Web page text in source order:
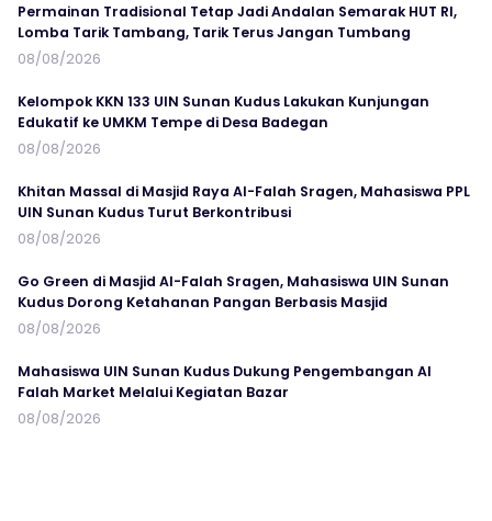
Permainan Tradisional Tetap Jadi Andalan Semarak HUT RI,
Lomba Tarik Tambang, Tarik Terus Jangan Tumbang
08/08/2026
Kelompok KKN 133 UIN Sunan Kudus Lakukan Kunjungan
Edukatif ke UMKM Tempe di Desa Badegan
08/08/2026
Khitan Massal di Masjid Raya Al-Falah Sragen, Mahasiswa PPL
UIN Sunan Kudus Turut Berkontribusi
08/08/2026
Go Green di Masjid Al-Falah Sragen, Mahasiswa UIN Sunan
Kudus Dorong Ketahanan Pangan Berbasis Masjid
08/08/2026
Mahasiswa UIN Sunan Kudus Dukung Pengembangan Al
Falah Market Melalui Kegiatan Bazar
08/08/2026